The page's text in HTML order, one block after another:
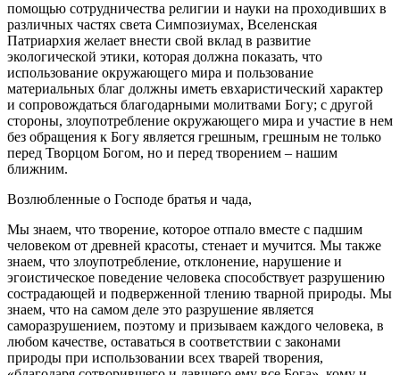
помощью сотрудничества религии и науки на проходивших в
различных частях света Симпозиумах, Вселенская
Патриархия желает внести свой вклад в развитие
экологической этики, которая должна показать, что
использование окружающего мира и пользование
материальных благ должны иметь евхаристический характер
и сопровождаться благодарными молитвами Богу; с другой
стороны, злоупотребление окружающего мира и участие в нем
без обращения к Богу является грешным, грешным не только
перед Творцом Богом, но и перед творением – нашим
ближним.
Возлюбленные о Господе братья и чада,
Мы знаем, что творение, которое отпало вместе с падшим
человеком от древней красоты, стенает и мучится. Мы также
знаем, что злоупотребление, отклонение, нарушение и
эгоистическое поведение человека способствует разрушению
сострадающей и подверженной тлению тварной природы. Мы
знаем, что на самом деле это разрушение является
саморазрушением, поэтому и призываем каждого человека, в
любом качестве, оставаться в соответствии с законами
природы при использовании всех тварей творения,